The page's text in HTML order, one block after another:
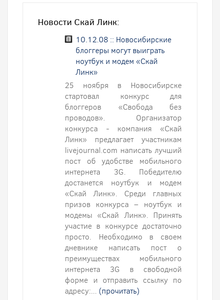
Новости Скай Линк:
10.12.08 :: Новосибирские
блоггеры могут выиграть
ноутбук и модем «Скай
Линк»
25 ноября в Новосибирске
стартовал конкурс для
блоггеров «Свобода без
проводов». Организатор
конкурса - компания «Скай
Линк» предлагает участникам
livejournal.com написать лучший
пост об удобстве мобильного
интернета 3G. Победителю
достанется ноутбук и модем
«Скай Линк». Среди главных
призов конкурса – ноутбук и
модемы «Скай Линк». Принять
участие в конкурсе достаточно
просто. Необходимо в своем
дневнике написать пост о
преимуществах мобильного
интернета 3G в свободной
форме и отправить ссылку по
адресу:... (прочитать)